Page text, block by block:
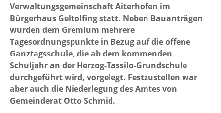
Verwaltungsgemeinschaft Aiterhofen im
Bürgerhaus Geltolfing statt. Neben Bauanträgen
wurden dem Gremium mehrere
Tagesordnungspunkte in Bezug auf die offene
Ganztagsschule, die ab dem kommenden
Schuljahr an der Herzog-Tassilo-Grundschule
durchgeführt wird, vorgelegt. Festzustellen war
aber auch die Niederlegung des Amtes von
Gemeinderat Otto Schmid.